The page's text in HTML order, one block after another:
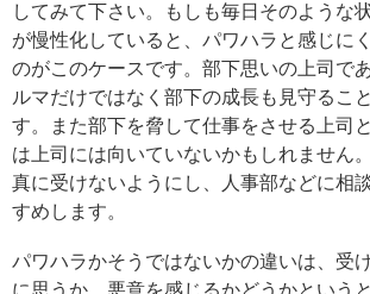
してみて下さい。もしも毎日そのような
が慢性化していると、パワハラと感じに
のがこのケースです。部下思いの上司で
ルマだけではなく部下の成長も見守るこ
す。また部下を脅して仕事をさせる上司
は上司には向いていないかもしれません
真に受けないようにし、人事部などに相
すめします。
パワハラかそうではないかの違いは、受